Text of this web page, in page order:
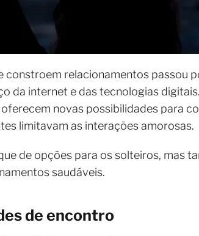
constroem relacionamentos passou
da internet e das tecnologias
novas possibilidades para
limitavam as interações amorosas.
de opções para os solteiros, mas
saudáveis.
de encontro